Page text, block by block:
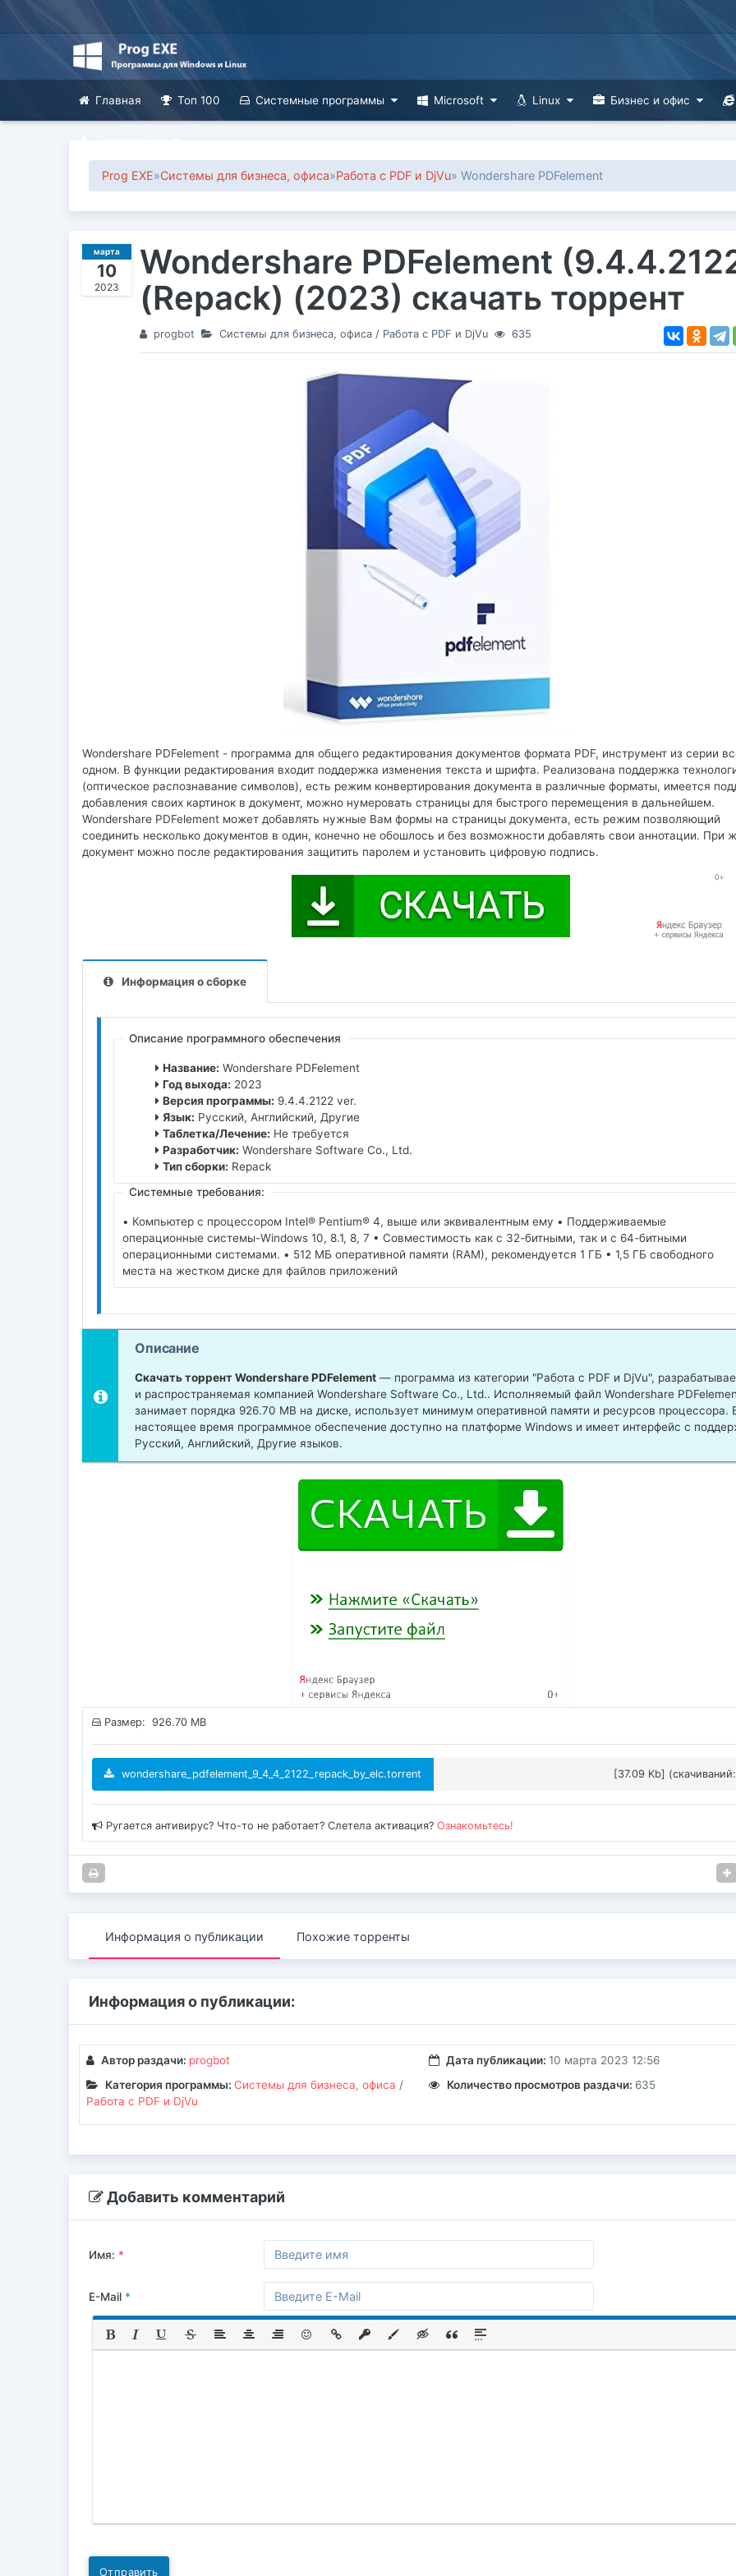
Главная Топ 100 Системные программы Microsoft Linux Бизнес и офис
Prog EXE»Системы для бизнеса, офиса»Работа с PDF и DjVu» Wondershare PDFelement
марта
10
2023
Wondershare PDFelement
(Repack) (2023) скачать торрент
progbot Системы для бизнеса, офиса / Работа с PDF и DjVu 635
Wondershare PDFelement - программа для общего редактирования документов формата PDF, инструмент из серии
одном. В функции редактирования входит поддержка изменения текста и шрифта. Реализована поддержка
(оптическое распознавание символов), есть режим конвертирования документа в различные форматы, имеется
добавления своих картинок в документ, можно нумеровать страницы для быстрого перемещения в дальнейшем.
Wondershare PDFelement может добавлять нужные Вам формы на страницы документа, есть режим позволяющий
соединить несколько документов в один, конечно не обошлось и без возможности добавлять свои аннотации. При
документ можно после редактирования защитить паролем и установить цифровую подпись.
Информация о сборке
Описание программного обеспечения
Название: Wondershare PDFelement
Год выхода: 2023
Версия программы: 9.4.4.2122 ver.
Язык: Русский, Английский, Другие
Таблетка/Лечение: Не требуется
Разработчик: Wondershare Software Co., Ltd.
Тип сборки: Repack
Системные требования:
• Компьютер с процессором Intel® Pentium® 4, выше или эквивалентным ему • Поддерживаемые
операционные системы-Windows 10, 8.1, 8, 7 • Совместимость как с 32-битными, так и с 64-битными
операционными системами. • 512 МБ оперативной памяти (RAM), рекомендуется 1 ГБ • 1,5 ГБ свободного
места на жестком диске для файлов приложений
Описание
Скачать торрент Wondershare PDFelement — программа из категории "Работа с PDF и DjVu",
и распространяемая компанией Wondershare Software Co., Ltd.. Исполняемый файл Wondershare
занимает порядка 926.70 MB на диске, использует минимум оперативной памяти и ресурсов процессора.
настоящее время программное обеспечение доступно на платформе Windows и имеет интерфейс с
Русский, Английский, Другие языков.
Размер: 926.70 MB
wondershare_pdfelement_9_4_4_2122_repack_by_elc.torrent [37.09 Kb]
Ругается антивирус? Что-то не работает? Слетела активация?Ознакомьтесь!
Информация о публикации Похожие торренты
Информация о публикации:
Автор раздачи: progbot Дата публикации: 10 марта 2023 12:56
Категория программы: Системы для бизнеса, офиса /
Работа с PDF и DjVu
Количество просмотров раздачи: 635
Добавить комментарий
Имя: *
E-Mail *
Отправить